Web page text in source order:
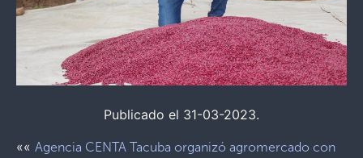
Publicado el 31-03-2023.
«« Agencia CENTA Tacuba organizó agromercado con